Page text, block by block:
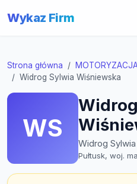
Wykaz Firm
Strona główna
Widrog Sylwia Wiśniewska
WS
Widrog
Pułtusk, woj.